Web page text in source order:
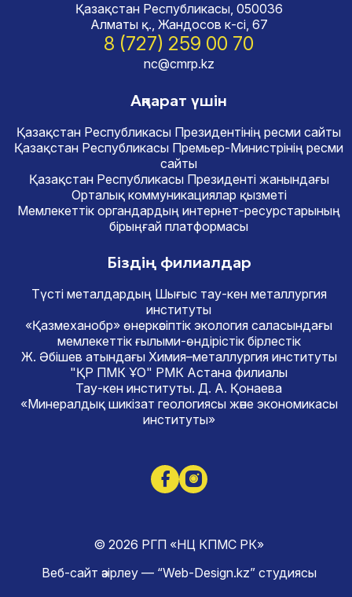
Қазақстан Республикасы, 050036
Алматы қ., Жандосов к-сі, 67
8 (727) 259 00 70
nc@cmrp.kz
Ақпарат үшін
Қазақстан Республикасы Президентінің ресми сайты
Қазақстан Республикасы Премьер-Министрінің ресми
сайты
Қазақстан Республикасы Президенті жанындағы
Орталық коммуникациялар қызметі
Мемлекеттік органдардың интернет-ресурстарының
бірыңғай платформасы
Біздің филиалдар
Түсті металдардың Шығыс тау-кен металлургия
институты
«Қазмеханобр» өнеркәсіптік экология саласындағы
мемлекеттік ғылыми-өндірістік бірлестік
Ж. Әбішев атындағы Химия–металлургия институты
"ҚР ПМК ҰО" РМК Астана филиалы
Тау-кен институты. Д. А. Қонаева
«Минералдық шикізат геологиясы және экономикасы
институты»
© 2026 РГП «НЦ КПМС РК»
Веб-сайт әзірлеу — “Web-Design.kz” студиясы